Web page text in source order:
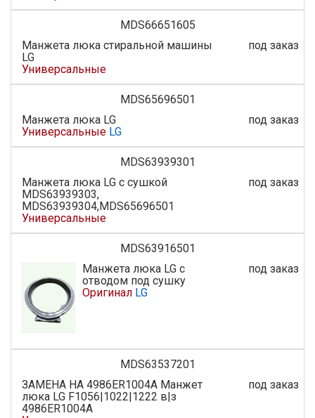
MDS66651605
Манжета люка стиральной машины
LG
Универсальные
под заказ
MDS65696501
Манжета люка LG
Универсальные LG
под заказ
MDS63939301
Манжета люка LG с сушкой
MDS63939303,
MDS63939304,MDS65696501
Универсальные
под заказ
MDS63916501
Манжета люка LG c
отводом под сушку
Оригинал LG
под заказ
MDS63537201
ЗАМЕНА НА 4986ER1004A Манжет
люка LG F1056|1022|1222 в|з
4986ER1004A
под заказ